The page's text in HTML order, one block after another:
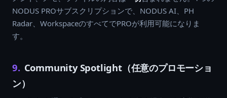
NODUS PROサブスクリプションで、NODUS AI、PH
Radar、WorkspaceのすべてでPROが利用可能になりま
す。
9. Community Spotlight（任意のプロモーショ
ン）